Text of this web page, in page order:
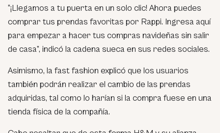
“¡Llegamos a tu puerta en un solo clic! Ahora puedes
comprar tus prendas favoritas por Rappi. Ingresa aquí
para empezar a hacer tus compras navideñas sin salir
de casa”, indicó la cadena sueca en sus redes sociales.
Asimismo, la fast fashion explicó que los usuarios
también podrán realizar el cambio de las prendas
adquiridas, tal como lo harían si la compra fuese en una
tienda física de la compañía.